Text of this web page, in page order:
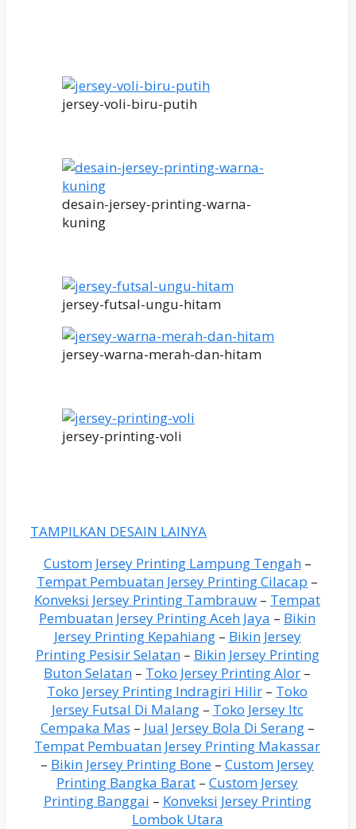
jersey-voli-biru-putih
desain-jersey-printing-warna-
kuning
jersey-futsal-ungu-hitam
jersey-warna-merah-dan-hitam
jersey-printing-voli
TAMPILKAN DESAIN LAINYA
Custom Jersey Printing Lampung Tengah–
Tempat Pembuatan Jersey Printing Cilacap –
Konveksi Jersey Printing Tambrauw – Tempat
Pembuatan Jersey Printing Aceh Jaya – Bikin
Jersey Printing Kepahiang– Bikin Jersey
Printing Pesisir Selatan– Bikin Jersey Printing
Buton Selatan – Toko Jersey Printing Alor –
Toko Jersey Printing Indragiri Hilir – Toko
Jersey Futsal Di Malang– Toko Jersey Itc
Cempaka Mas – Jual Jersey Bola Di Serang–
Tempat Pembuatan Jersey Printing Makassar
– Bikin Jersey Printing Bone – Custom Jersey
Printing Bangka Barat – Custom Jersey
Printing Banggai – Konveksi Jersey Printing
Lombok Utara